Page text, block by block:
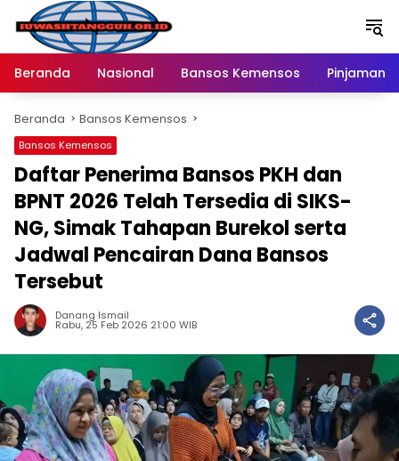
Langsung
konten
Beranda
Nasional Bansos Kemensos Pinjaman
Beranda Bansos Kemensos
Bansos Kemensos
Daftar Penerima Bansos PKH dan
BPNT 2026 Telah Tersedia di SIKS-
NG, Simak Tahapan Burekol serta
Jadwal Pencairan Dana Bansos
Tersebut
Danang Ismail
Rabu, 25 Feb 2026 21:00 WIB